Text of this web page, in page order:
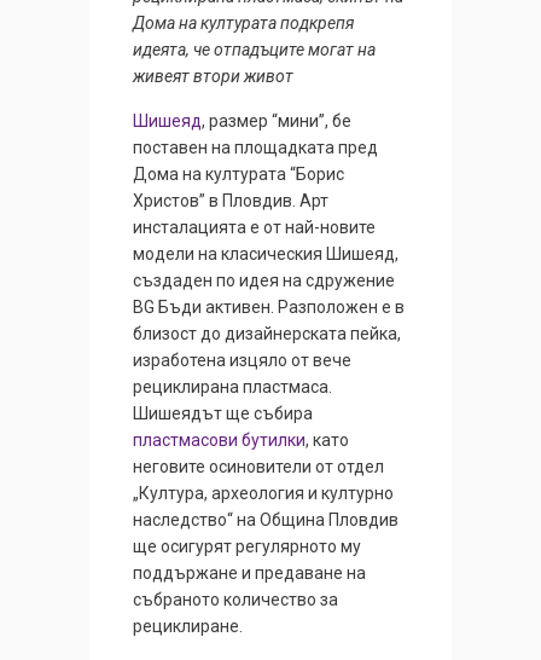
Дома на културата подкрепя
идеята, че отпадъците могат на
живеят втори живот
Шишеяд, размер “мини”, бе
поставен на площадката пред
Дома на културата “Борис
Христов” в Пловдив. Арт
инсталацията е от най-новите
модели на класическия Шишеяд,
създаден по идея на сдружение
BG Бъди активен. Разположен е в
близост до дизайнерската пейка,
изработена изцяло от вече
рециклирана пластмаса.
Шишеядът ще събира
пластмасови бутилки, като
неговите осиновители от отдел
„Култура, археология и културно
наследство“ на Община Пловдив
ще осигурят регулярното му
поддържане и предаване на
събраното количество за
рециклиране.